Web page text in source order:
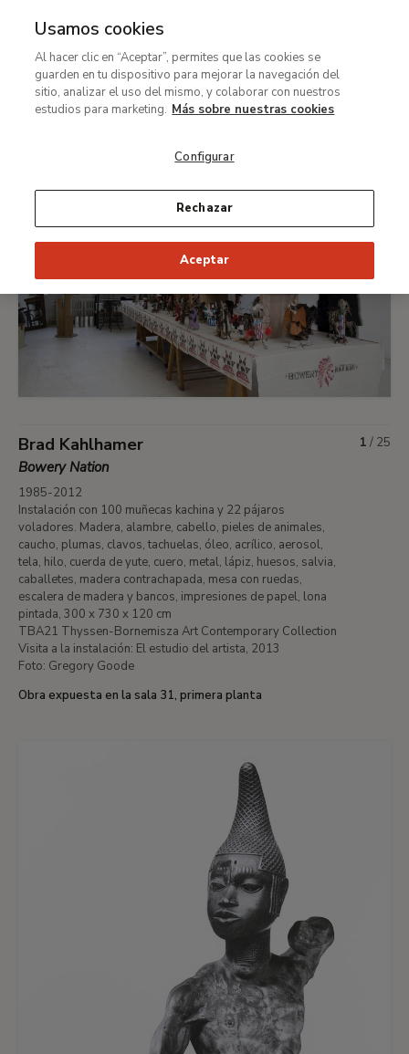
Terrafilia. Más allá de lo
humano en las colecciones
Thyssen-Bornemisza
Brad Kahlhamer
Bowery Nation
1985-2012
Instalación con 100 muñecas kachina y 22 pájaros
voladores. Madera, alambre, cabello, pieles de animales,
caucho, plumas, clavos, tachuelas, óleo, acrílico, aerosol,
tela, hilo, cuerda de yute, cuero, metal, lápiz, huesos, salvia,
caballetes, madera contrachapada, mesa con ruedas,
escalera de madera y bancos, impresiones de papel, lona
pintada, 300 x 730 x 120 cm
TBA21 Thyssen-Bornemisza Art Contemporary Collection
Visita a la instalación: El estudio del artista, 2013
Foto: Gregory Goode
Obra expuesta en la sala 31, primera planta
1 / 25
Usamos cookies
Al hacer clic en “Aceptar”, permites que las cookies se
guarden en tu dispositivo para mejorar la navegación del
sitio, analizar el uso del mismo, y colaborar con nuestros
estudios para marketing. Más sobre nuestras cookies
Configurar
Rechazar
Aceptar